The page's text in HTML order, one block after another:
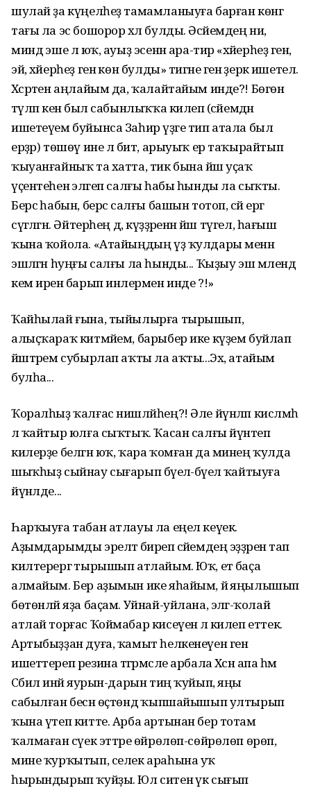
шулай ҙа күңелһеҙ тамамланыуға барған көнгә
тағы ла эс бошорор хәл булды. Әсәйемдең ни,
миндә эше лә юҡ, ауыҙ эсенән ара-тирә «хәйерһеҙ генә,
эй, хәйерһеҙ генә көн булды» тигәне генә әҙерәк ишетелә.
Хәсрәтен аңлайым да, ҡалайтайым инде?! Бөгөн
тәүләп кенә был сабынлыҡҡа килеп (әсәйемдән
ишетеүем буйынса Заһир үҙәге тип атала был
ерҙәр) төшөү ине лә бит, арыуыҡ ер таҡырайтып
ҡыуанғайныҡ та хатта, тик бына йәш уҫаҡ
үҫентеһенә эләгеп салғы һабы һынды ла сыҡты.
Берсә һабын, берсә салғы башын тотоп, әсәй ергә
сүгәләгән. Әйтерһең дә, күҙҙәренән йәш түгел, һағыш
ҡына ҡойола. «Атайыңдың үҙ ҡулдары менән
эшләгән һуңғы салғы ла һынды... Ҡыҙыу эш мәлендә
кем иренә барып инәлермен инде ?!»
Ҡайһылай ғына, тыйылырға тырышып,
алыҫҡараҡ китмәйем, барыбер ике күҙем буйлап
йәштәрем субырлап аҡты ла аҡты...Эх, атайым
булһа...
Ҡоралһыҙ ҡалғас нишләйһең?! Әле йүнләп кисләмәһә
лә ҡайтыр юлға сыҡтыҡ. Ҡасан салғы йүнәтеп
килерҙе белгән юҡ, ҡара ҡомған да минең ҡулда
шыҡһыҙ сыйнау сығарып бәүелә-бәүелә ҡайтыуға
йүнәлде...
Һарҡыуға табан атлауы ла еңел кеүек.
Аҙымдарымды эреләтә биреп әсәйемдең эҙҙәренә тап
килтерергә тырышып атлайым. Юҡ, етә баҫа
алмайым. Бер аҙымын ике яһайым, йә яңылышып
бөтөнләй яҙа баҫам. Уйнай-уйлана, эләгә-ҡолай
атлай торғас Ҡоймабар кисеүенә лә килеп еттек.
Артыбыҙҙан дуға, ҡамыт һелкенеүен генә
ишеттереп резина тәгәрмәсле арбала Хәсән апа һәм
Сәбилә инәй яурын-дарын тиң ҡуйып, яңы
сабылған бесән өҫтөндә ҡыпшайышып ултырып
ҡына үтеп китте. Арба артынан бер тотам
ҡалмаған сәүек эттәре өйрөлөп-сөйрөлөп өрөп,
мине ҡурҡытып, селек араһына уҡ
һырындырып ҡуйҙы. Юл ситенә үк сығып